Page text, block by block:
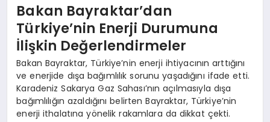
Bakan Bayraktar’dan
Türkiye’nin Enerji Durumuna
İlişkin Değerlendirmeler
Bakan Bayraktar, Türkiye’nin enerji ihtiyacının arttığını
ve enerjide dışa bağımlılık sorunu yaşadığını ifade etti.
Karadeniz Sakarya Gaz Sahası’nın açılmasıyla dışa
bağımlılığın azaldığını belirten Bayraktar, Türkiye’nin
enerji ithalatına yönelik rakamlara da dikkat çekti.